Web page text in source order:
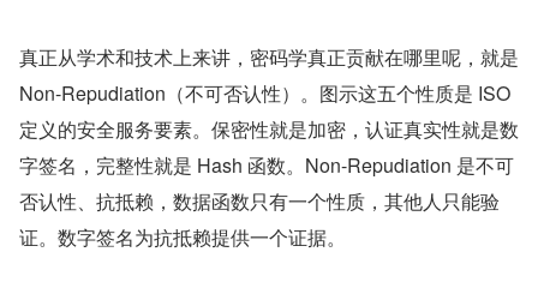
真正从学术和技术上来讲，密码学真正贡献在哪里呢，就是
Non-Repudiation（不可否认性）。图示这五个性质是 ISO
定义的安全服务要素。保密性就是加密，认证真实性就是数
字签名，完整性就是 Hash 函数。Non-Repudiation 是不可
否认性、抗抵赖，数据函数只有一个性质，其他人只能验
证。数字签名为抗抵赖提供一个证据。